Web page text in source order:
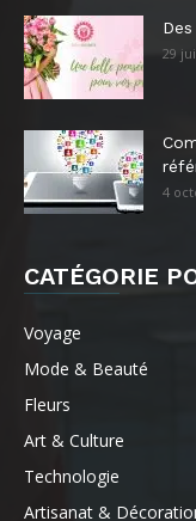
29
4
CATÉGORIE
Voyage
Mode & Beauté
Fleurs
Art & Culture
Technologie
Artisanat &